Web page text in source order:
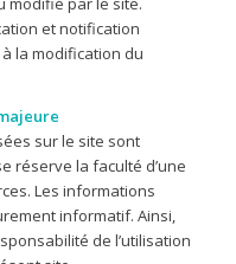
et notification
la modification du
sur le site sont
réserve la faculté d’une
Les informations
informatif. Ainsi,
de l’utilisation